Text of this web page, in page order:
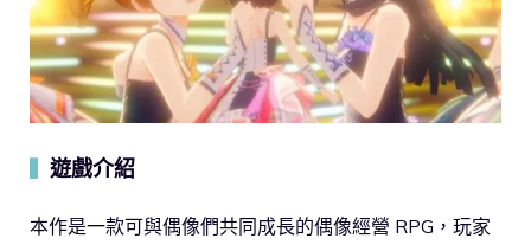
遊戲介紹
本作是一款可與偶像們共同成長的偶像經營 RPG，玩家